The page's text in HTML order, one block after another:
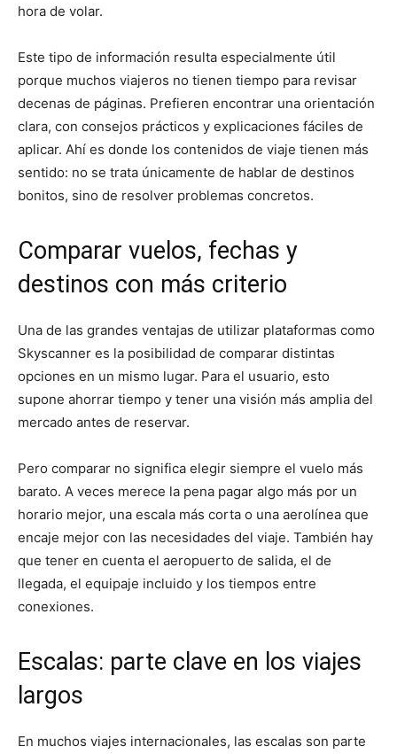
hora de volar.
Este tipo de información resulta especialmente útil
porque muchos viajeros no tienen tiempo para revisar
decenas de páginas. Prefieren encontrar una orientación
clara, con consejos prácticos y explicaciones fáciles de
aplicar. Ahí es donde los contenidos de viaje tienen más
sentido: no se trata únicamente de hablar de destinos
bonitos, sino de resolver problemas concretos.
Comparar vuelos, fechas y
destinos con más criterio
Una de las grandes ventajas de utilizar plataformas como
Skyscanner es la posibilidad de comparar distintas
opciones en un mismo lugar. Para el usuario, esto
supone ahorrar tiempo y tener una visión más amplia del
mercado antes de reservar.
Pero comparar no significa elegir siempre el vuelo más
barato. A veces merece la pena pagar algo más por un
horario mejor, una escala más corta o una aerolínea que
encaje mejor con las necesidades del viaje. También hay
que tener en cuenta el aeropuerto de salida, el de
llegada, el equipaje incluido y los tiempos entre
conexiones.
Escalas: parte clave en los viajes
largos
En muchos viajes internacionales, las escalas son parte